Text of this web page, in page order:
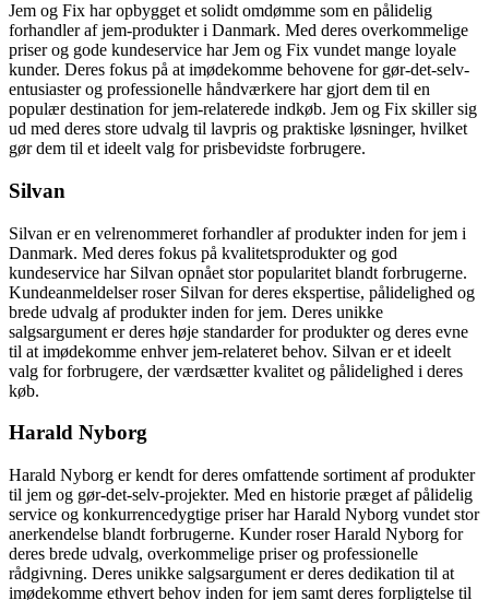
Jem og Fix har opbygget et solidt omdømme som en pålidelig
forhandler af jem-produkter i Danmark. Med deres overkommelige
priser og gode kundeservice har Jem og Fix vundet mange loyale
kunder. Deres fokus på at imødekomme behovene for gør-det-selv-
entusiaster og professionelle håndværkere har gjort dem til en
populær destination for jem-relaterede indkøb. Jem og Fix skiller sig
ud med deres store udvalg til lavpris og praktiske løsninger, hvilket
gør dem til et ideelt valg for prisbevidste forbrugere.
Silvan
Silvan er en velrenommeret forhandler af produkter inden for jem i
Danmark. Med deres fokus på kvalitetsprodukter og god
kundeservice har Silvan opnået stor popularitet blandt forbrugerne.
Kundeanmeldelser roser Silvan for deres ekspertise, pålidelighed og
brede udvalg af produkter inden for jem. Deres unikke
salgsargument er deres høje standarder for produkter og deres evne
til at imødekomme enhver jem-relateret behov. Silvan er et ideelt
valg for forbrugere, der værdsætter kvalitet og pålidelighed i deres
køb.
Harald Nyborg
Harald Nyborg er kendt for deres omfattende sortiment af produkter
til jem og gør-det-selv-projekter. Med en historie præget af pålidelig
service og konkurrencedygtige priser har Harald Nyborg vundet stor
anerkendelse blandt forbrugerne. Kunder roser Harald Nyborg for
deres brede udvalg, overkommelige priser og professionelle
rådgivning. Deres unikke salgsargument er deres dedikation til at
imødekomme ethvert behov inden for jem samt deres forpligtelse til